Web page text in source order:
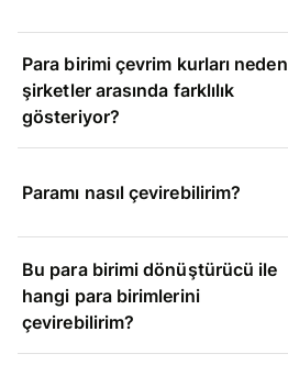
Para birimi çevrim kurları neden
şirketler arasında farklılık
gösteriyor?
Paramı nasıl çevirebilirim?
Bu para birimi dönüştürücü ile
hangi para birimlerini
çevirebilirim?